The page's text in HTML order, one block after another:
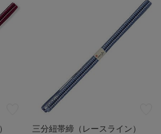
三分紐帯締（レースライン）